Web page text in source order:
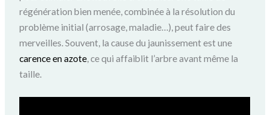
régénération bien menée, combinée à la résolution du
problème initial (arrosage, maladie…), peut faire des
merveilles. Souvent, la cause du jaunissement est une
carence en azote, ce qui affaiblit l’arbre avant même la
taille.